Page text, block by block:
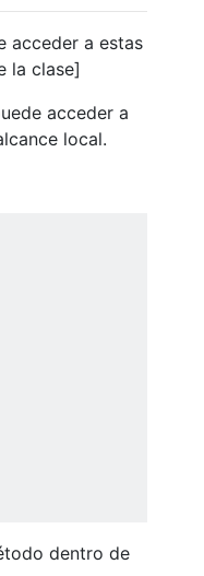
acceder a estas
la clase]
acceder a
local.
dentro de